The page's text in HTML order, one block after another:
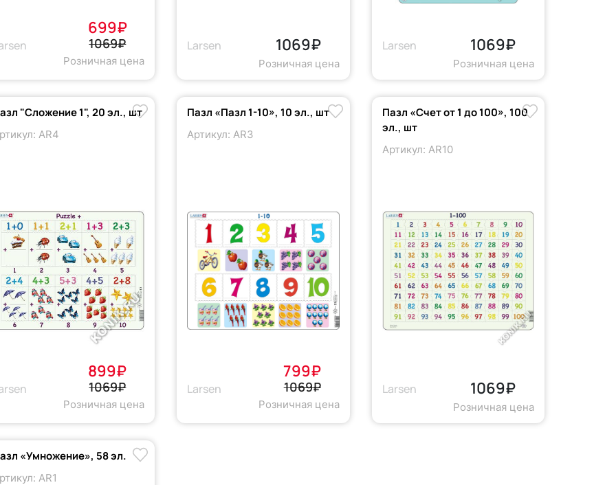
699₽
1069₽
Розничная цена
Larsen 1069₽
Розничная цена
Larsen 1069₽
Розничная цена
"Сложение 1", 20 эл., шт
AR4
899₽
1069₽
Розничная цена
Пазл «Пазл 1-10», 10 эл., шт
Артикул: AR3
Larsen
799₽
1069₽
Розничная цена
Пазл «Счет от 1 до 100», 100
эл., шт
Артикул: AR10
Larsen 1069₽
Розничная цена
«Умножение», 58 эл.
AR1